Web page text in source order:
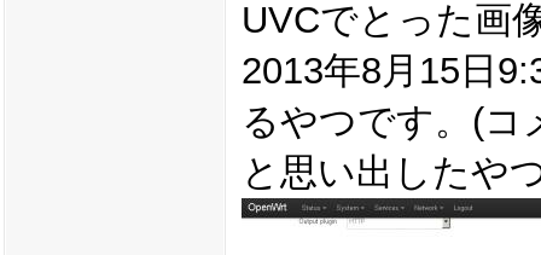
UVCでとった画
2013年8月15日
るやつです。(コ
と思い出したや